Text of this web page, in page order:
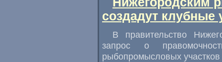
создадут клубные
В правительство
запрос о
рыбопромысловых